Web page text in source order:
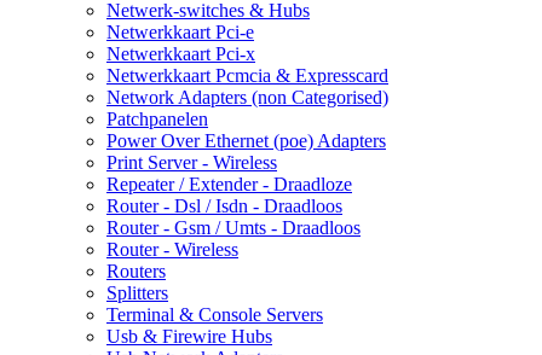
Netwerk-switches & Hubs
Netwerkkaart Pci-e
Netwerkkaart Pci-x
Netwerkkaart Pcmcia & Expresscard
Network Adapters (non Categorised)
Patchpanelen
Power Over Ethernet (poe) Adapters
Print Server - Wireless
Repeater / Extender - Draadloze
Router - Dsl / Isdn - Draadloos
Router - Gsm / Umts - Draadloos
Router - Wireless
Routers
Splitters
Terminal & Console Servers
Usb & Firewire Hubs